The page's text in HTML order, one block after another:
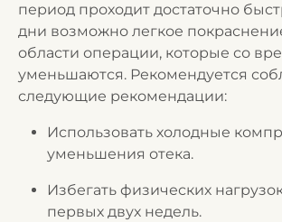
период проходит достаточно
дни возможно легкое
области операции, которые со
уменьшаются. Рекомендуется
следующие рекомендации:
Использовать холодные
уменьшения отека.
Избегать физических
первых двух недель.